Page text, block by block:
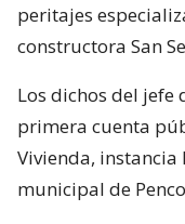
peritajes
constructora San
Los dichos del jefe
primera cuenta
Vivienda, instancia
municipal de